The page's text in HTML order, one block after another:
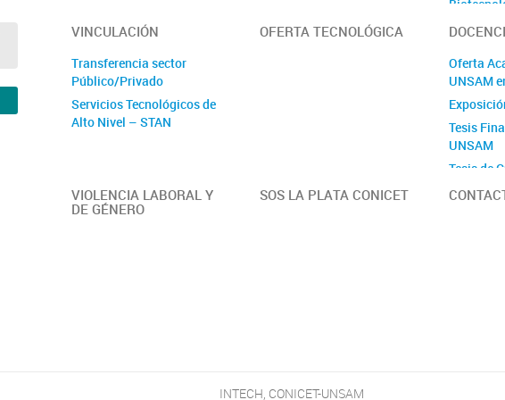
Génica
Ecología
Ecología
Estrés
Plantas
Fisiología
VINCULACIÓN
Transferencia sector
Público/Privado
Servicios Tecnológicos de
Alto Nivel – STAN
OFERTA TECNOLÓGICA
Oferta
UNSAM
Tesis
UNSAM
Tesis de
VIOLENCIA LABORAL Y
DE GÉNERO
SOS LA PLATA CONICET
INTECH, CONICET-UNSAM